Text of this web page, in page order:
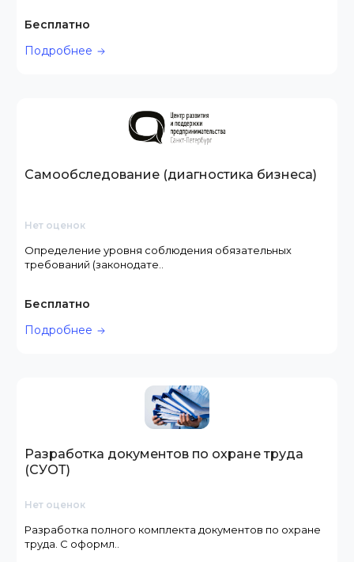
Бесплатно
Подробнее
Самообследование (диагностика бизнеса)
Нет оценок
Определение уровня соблюдения обязательных
требований (законодате..
Бесплатно
Подробнее
Разработка документов по охране труда
(СУОТ)
Нет оценок
Разработка полного комплекта документов по охране
труда. С оформл..